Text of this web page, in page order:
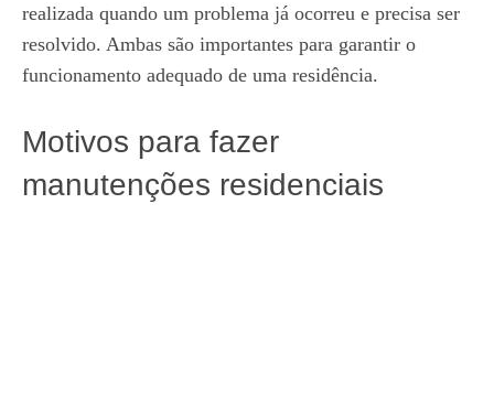
realizada quando um problema já ocorreu e precisa ser
resolvido. Ambas são importantes para garantir o
funcionamento adequado de uma residência.
Motivos para fazer
manutenções residenciais